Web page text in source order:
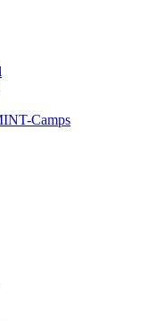
Camps